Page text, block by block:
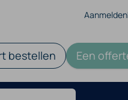
Aanmelden
bestellen Een